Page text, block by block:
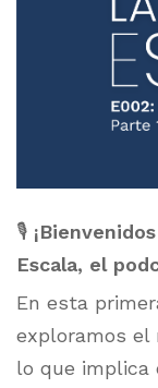
🎙️
Escala, el
En esta
exploramos el
lo que implica